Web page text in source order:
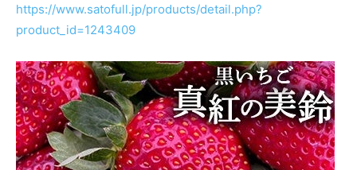
https://www.satofull.jp/products/detail.php?
product_id=1243409